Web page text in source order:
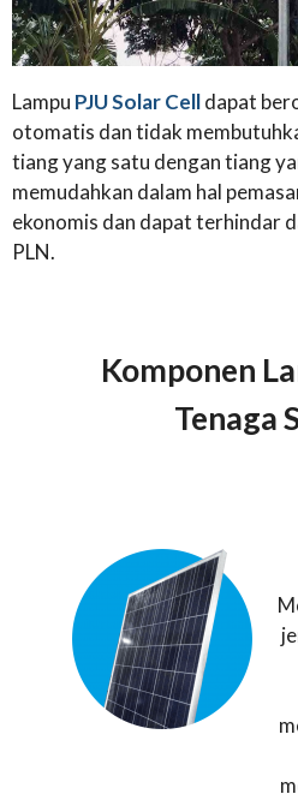
Lampu PJU Solar Celldapat
otomatis dan tidak
tiang yang satu dengan tiang
memudahkan dalam hal
ekonomis dan dapat terhindar
PLN.
Komponen
Tenaga